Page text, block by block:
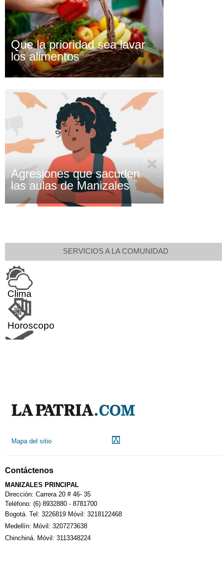
Que la prioridad sea lavar
los alimentos
Agresiones que sacuden
las aulas de Manizales
SERVICIOS A LA COMUNIDAD
Clima
Horoscopo
Calendario Tributario
Sudoku
Mapa del sitio
Contáctenos
MANIZALES PRINCIPAL
Dirección: Carrera 20 # 46- 35
Teléfono: (6) 8932880 - 8781700
Bogotá. Tel: 3226819 Móvil: 3218122468
Medellín: Móvil: 3207273638
Chinchiná. Móvil: 3113348224